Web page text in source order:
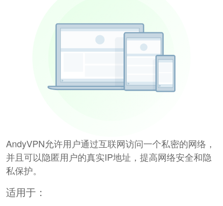
AndyVPN允许用户通过互联网访问一个私密的网络，
并且可以隐匿用户的真实IP地址，提高网络安全和隐
私保护。
适用于：